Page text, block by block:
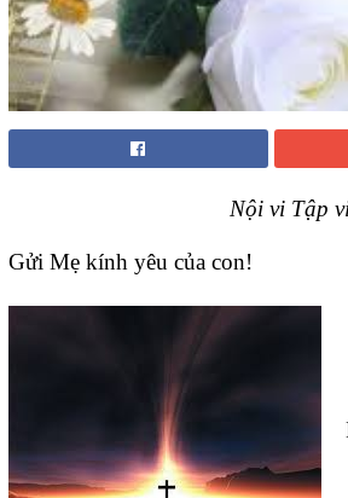
Nội vi Tập
Gửi Mẹ kính yêu của con!